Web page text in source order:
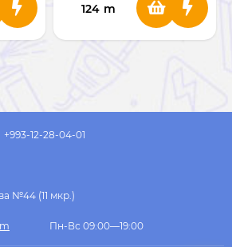
124 m
+993-12-28-04-01
№44 (11 мкр.)
Пн-Вс 09:00—19:00